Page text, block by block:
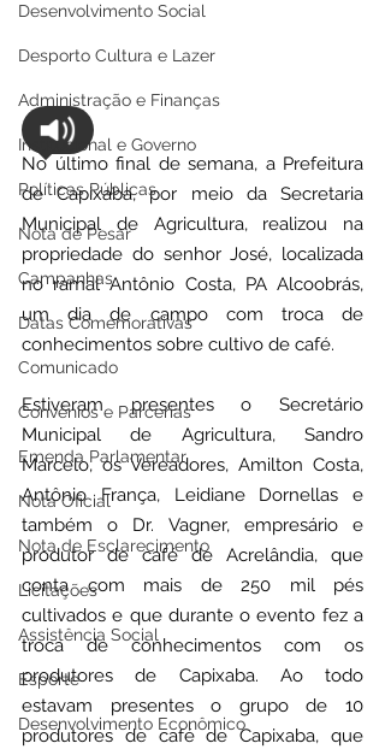
Desenvolvimento Social
Desporto Cultura e Lazer
Administração e Finanças
Institucional e Governo
Políticas Públicas
Nota de Pesar
Campanhas
Datas Comemorativas
Comunicado
Convênios e Parcerias
Emenda Parlamentar
Nota Oficial
Nota de Esclarecimento
Licitações
Assistência Social
Esporte
Desenvolvimento Econômico
No último final de semana, a Prefeitura
de Capixaba, por meio da Secretaria
Municipal de Agricultura, realizou na
propriedade do senhor José, localizada
no ramal Antônio Costa, PA Alcoobrás,
um dia de campo com troca de
conhecimentos sobre cultivo de café.
Estiveram presentes o Secretário
Municipal de Agricultura, Sandro
Marcelo, os Vereadores, Amilton Costa,
Antônio França, Leidiane Dornellas e
também o Dr. Vagner, empresário e
produtor de café de Acrelândia, que
conta com mais de 250 mil pés
cultivados e que durante o evento fez a
troca de conhecimentos com os
produtores de Capixaba. Ao todo
estavam presentes o grupo de 10
produtores de café de Capixaba, que